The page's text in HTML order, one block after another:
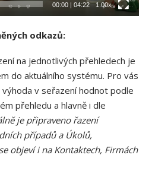
00:00| 04:22 1.00x
odkazů:
na jednotlivých přehledech je
do aktuálního systému. Pro vás
výhoda v seřazení hodnot podle
přehledu a hlavně i dle
je připraveno řazení
případů a Úkolů,
objeví i na Kontaktech, Firmách